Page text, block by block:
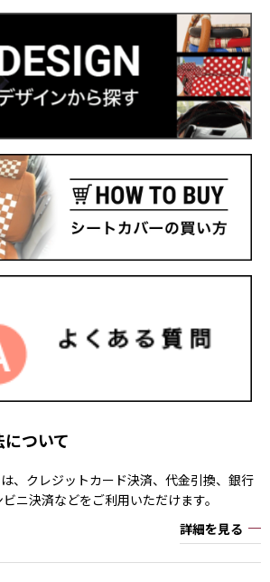
ついて
、クレジットカード決済、代金引換、銀行
ニ決済などをご利用いただけます。
詳細を見る